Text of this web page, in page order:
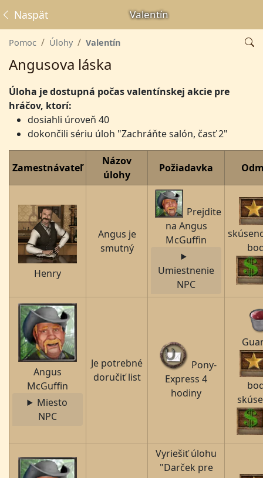
Valentín
Naspäť
Pomoc Úlohy Valentín
Angusova láska
Úloha je dostupná počas valentínskej akcie pre
hráčov, ktorí:
dosiahli úroveň 40
dokončili sériu úloh "Zachráňte salón, časť 2"
Zamestnávateľ
Názov
úlohy
Požiadavka
Henry
Angus je
smutný
Prejdite
na Angus
McGuffin
Umiestnenie
NPC
Angus
McGuffin
Miesto
NPC
Je potrebné
doručiť list
Pony-
Express 4
hodiny
Vyriešiť úlohu
"Darček pre